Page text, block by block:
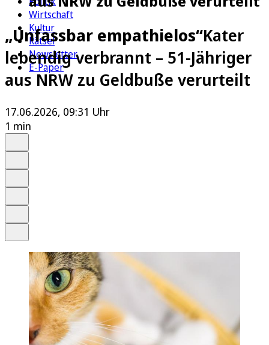
Wirtschaft
Kultur
Rätsel
Newsletter
E-Paper
„Unfassbar empathielos“Kater
lebendig verbrannt – 51-Jähriger
aus NRW zu Geldbuße verurteilt
17.06.2026, 09:31 Uhr
1 min